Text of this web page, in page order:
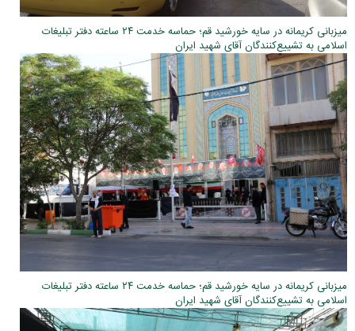
میزبانی کریمانه در سایه خورشید قم؛ حماسه خدمت ۲۴ ساعته دفتر تبلیغات
اسلامی به تشییع‌کنندگان آقای شهید ایران
میزبانی کریمانه در سایه خورشید قم؛ حماسه خدمت ۲۴ ساعته دفتر تبلیغات
اسلامی به تشییع‌کنندگان آقای شهید ایران